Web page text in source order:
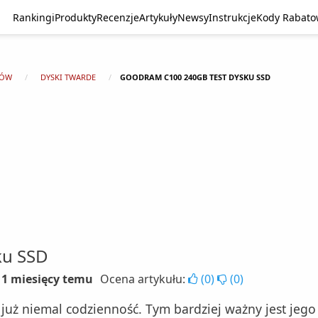
RankingiProduktyRecenzjeArtykułyNewsyInstrukcjeKody
DYSKI TWARDE GOODRAM C100 240GB TEST DYSKU SSD
SSD
miesięcy temu Ocena artykułu: (0) (0)
niemal codzienność. Tym bardziej ważny jest